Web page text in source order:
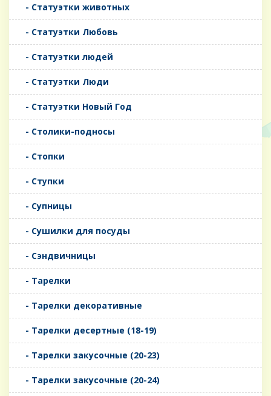
- Статуэтки животных
- Статуэтки Любовь
- Статуэтки людей
- Статуэтки Люди
- Статуэтки Новый Год
- Столики-подносы
- Стопки
- Ступки
- Супницы
- Сушилки для посуды
- Сэндвичницы
- Тарелки
- Тарелки декоративные
- Тарелки десертные (18-19)
- Тарелки закусочные (20-23)
- Тарелки закусочные (20-24)